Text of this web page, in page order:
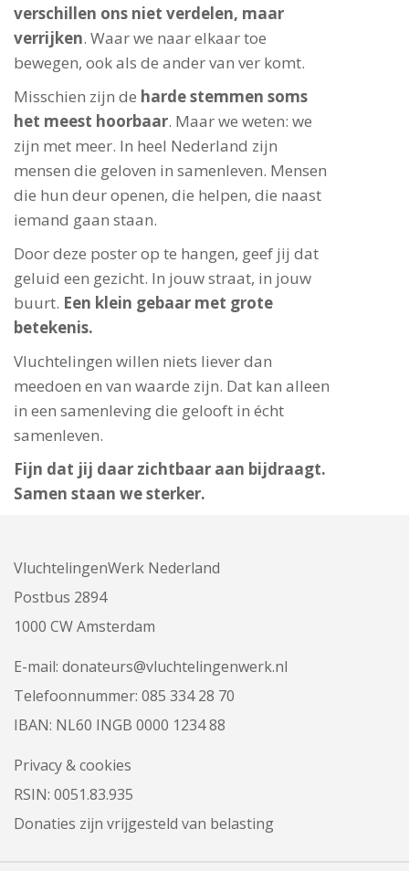
verschillen ons niet verdelen, maar
verrijken. Waar we naar elkaar toe
bewegen, ook als de ander van ver komt.
Misschien zijn de harde stemmen soms
het meest hoorbaar. Maar we weten: we
zijn met meer. In heel Nederland zijn
mensen die geloven in samenleven. Mensen
die hun deur openen, die helpen, die naast
iemand gaan staan.
Door deze poster op te hangen, geef jij dat
geluid een gezicht. In jouw straat, in jouw
buurt. Een klein gebaar met grote
betekenis.
Vluchtelingen willen niets liever dan
meedoen en van waarde zijn. Dat kan alleen
in een samenleving die gelooft in écht
samenleven.
Fijn dat jij daar zichtbaar aan bijdraagt.
Samen staan we sterker.
VluchtelingenWerk Nederland
Postbus 2894
1000 CW Amsterdam
E-mail: donateurs@vluchtelingenwerk.nl
Telefoonnummer: 085 334 28 70
IBAN: NL60 INGB 0000 1234 88
Privacy & cookies
RSIN: 0051.83.935
Donaties zijn vrijgesteld van belasting